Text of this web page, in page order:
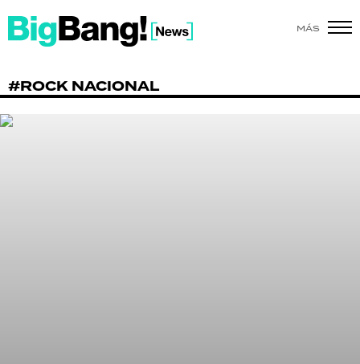
MÁS
#ROCK NACIONAL
SHOW
POLÍTICA